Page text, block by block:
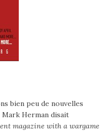
bien peu de nouvelles
Mark Herman disait
magazine with a wargame